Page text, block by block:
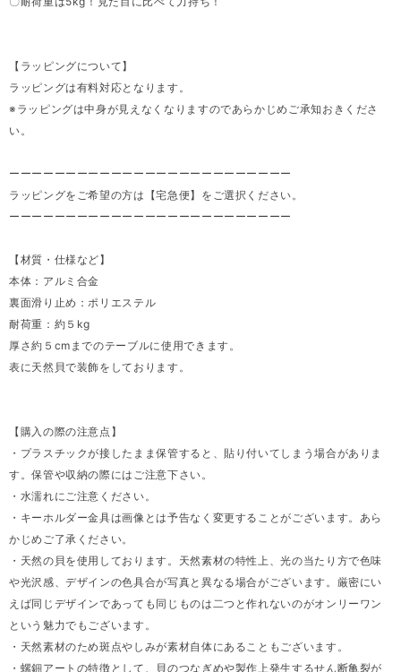
【ラッピングについて】
ラッピングは有料対応となります。
※ラッピングは中身が見えなくなりますのであらかじめご承知おきくださ
い。
ーーーーーーーーーーーーーーーーーーーーーーーーー
ラッピングをご希望の方は【宅急便】をご選択ください。
ーーーーーーーーーーーーーーーーーーーーーーーーー
【材質・仕様など】
本体：アルミ合金
裏面滑り止め：ポリエステル
耐荷重：約５kg
厚さ約５cmまでのテーブルに使用できます。
表に天然貝で装飾をしております。
【購入の際の注意点】
・プラスチックが接したまま保管すると、貼り付いてしまう場合がありま
す。保管や収納の際にはご注意下さい。
・水濡れにご注意ください。
・キーホルダー金具は画像とは予告なく変更することがございます。あら
かじめご了承ください。
・天然の貝を使用しております。天然素材の特性上、光の当たり方で色味
や光沢感、デザインの色具合が写真と異なる場合がございます。厳密にい
えば同じデザインであっても同じものは二つと作れないのがオンリーワン
という魅力でもございます。
・天然素材のため斑点やしみが素材自体にあることもございます。
・螺鈿アートの特徴として、貝のつなぎめや製作上発生するせん断亀裂が